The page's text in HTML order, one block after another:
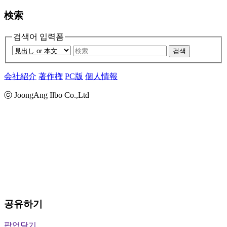
検索
검색어 입력폼
검색
会社紹介 著作権 PC版 個人情報
ⓒ JoongAng Ilbo Co.,Ltd
공유하기
팝업닫기